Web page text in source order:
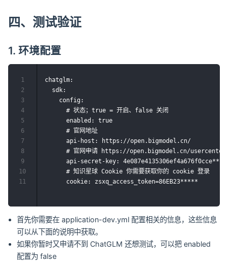
四、测试验证
1. 环境配置
chatglm:
  sdk:
    config:
      # 状态；true = 开启、false 关闭
      enabled: true
      # 官网地址
      api-host: https://open.bigmodel.cn/
# 官网申请 https://open.bigmodel.cn/
api-secret-key:
      # 知识星球 Cookie 你需要获取你的 cookie 登录
1
2
3
4
5
6
7
8
9
10
11
首先你需要在 application-dev.yml 配置相关的信息，这些信息
可以从下面的说明中获取。
如果你暂时又申请不到 ChatGLM 还想测试，可以把 enabled
配置为 false